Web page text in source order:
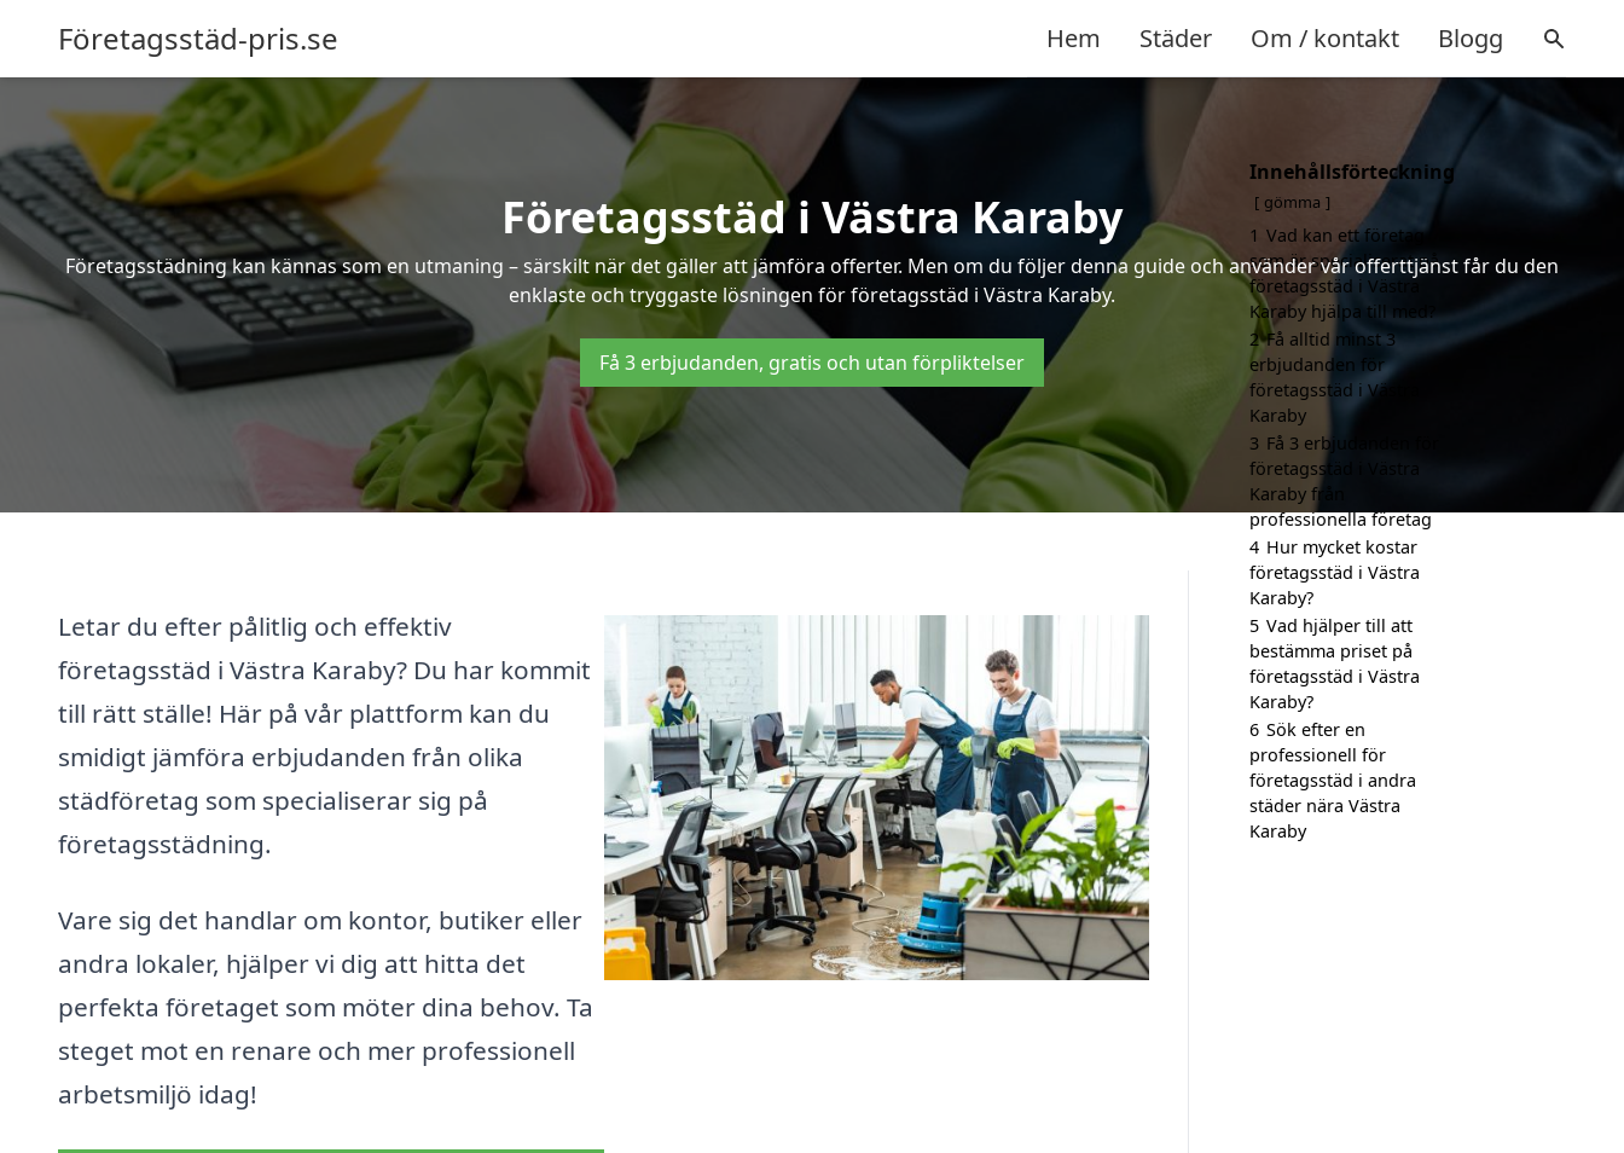
Företagsstäd-pris.se Hem Städer Om / kontakt Blogg
Företagsstäd i Västra Karaby
Företagsstädning kan kännas som en utmaning – särskilt när det gäller att jämföra offerter. Men om du följer denna guide och använder vår offerttjänst får du den
enklaste och tryggaste lösningen för företagsstäd i Västra Karaby.
Få 3 erbjudanden, gratis och utan förpliktelser
Letar du efter pålitlig och effektiv
företagsstäd i Västra Karaby? Du har kommit
till rätt ställe! Här på vår plattform kan du
smidigt jämföra erbjudanden från olika
städföretag som specialiserar sig på
företagsstädning.
Vare sig det handlar om kontor, butiker eller
andra lokaler, hjälper vi dig att hitta det
perfekta företaget som möter dina behov. Ta
steget mot en renare och mer professionell
arbetsmiljö idag!
Innehållsförteckning
gömma
1 Vad kan ett företag
som är specialiserat på
företagsstäd i Västra
Karaby hjälpa till med?
2 Få alltid minst 3
erbjudanden för
företagsstäd i Västra
Karaby
3 Få 3 erbjudanden för
företagsstäd i Västra
Karaby från
professionella företag
4 Hur mycket kostar
företagsstäd i Västra
Karaby?
5 Vad hjälper till att
bestämma priset på
företagsstäd i Västra
Karaby?
6 Sök efter en
professionell för
företagsstäd i andra
städer nära Västra
Karaby